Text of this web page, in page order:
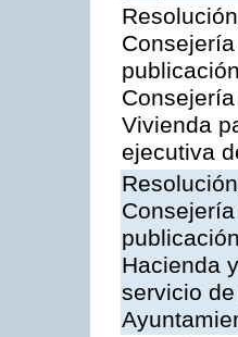
Vivienda
ejecutiva
Hacienda
servicio